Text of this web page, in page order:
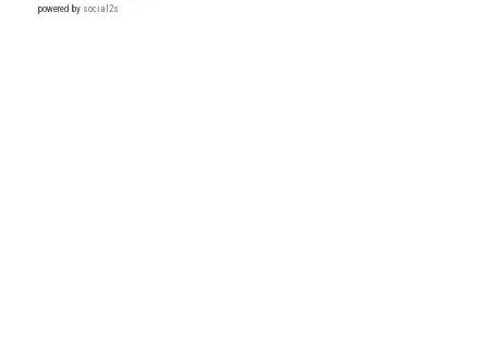
powered by social2s